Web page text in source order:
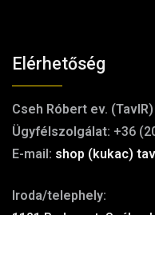
Elérhetőség
Cseh Róbert ev. (TavIR)
Ügyfélszolgálat: +36
E-mail: shop (kukac)
Iroda/telephely:
1181 Budapest,